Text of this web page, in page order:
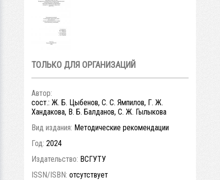
ТОЛЬКО ДЛЯ ОРГАНИЗАЦИЙ
Автор:
сост.: Ж. Б. Цыбенов, С. С. Ямпилов, Г. Ж.
Хандакова, В. Б. Балданов, С. Ж. Гылыкова
Вид издания: Методические рекомендации
Год: 2024
Издательство: ВСГУТУ
ISSN/ISBN: отсутствует